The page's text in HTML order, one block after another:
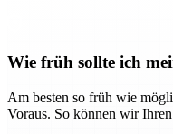
Wie früh sollte ich
Am besten so früh wie
Voraus. So können wir